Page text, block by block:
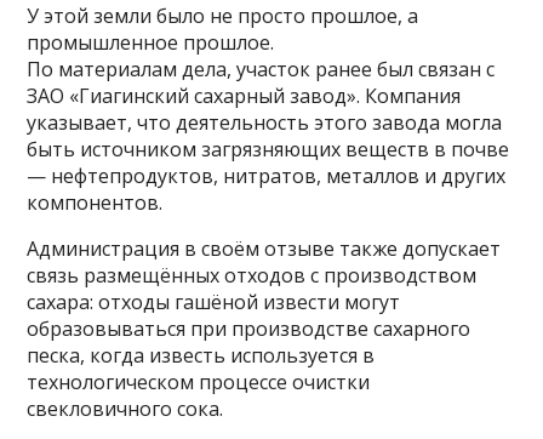
У этой земли было не просто прошлое, а
промышленное прошлое.
По материалам дела, участок ранее был связан с
ЗАО «Гиагинский сахарный завод». Компания
указывает, что деятельность этого завода могла
быть источником загрязняющих веществ в почве
— нефтепродуктов, нитратов, металлов и других
компонентов.
Администрация в своём отзыве также допускает
связь размещённых отходов с производством
сахара: отходы гашёной извести могут
образовываться при производстве сахарного
песка, когда известь используется в
технологическом процессе очистки
свекловичного сока.